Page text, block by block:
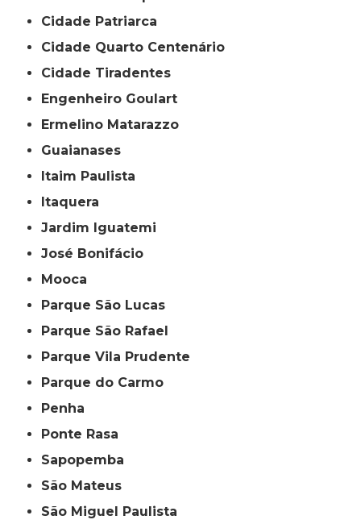
Cidade Patriarca
Cidade Quarto Centenário
Cidade Tiradentes
Engenheiro Goulart
Ermelino Matarazzo
Guaianases
Itaim Paulista
Itaquera
Jardim Iguatemi
José Bonifácio
Mooca
Parque São Lucas
Parque São Rafael
Parque Vila Prudente
Parque do Carmo
Penha
Ponte Rasa
Sapopemba
São Mateus
São Miguel Paulista